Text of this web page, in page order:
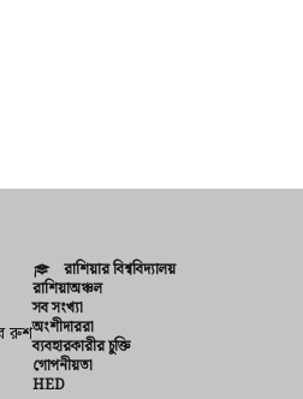
রুশ
রাশিয়ার বিশ্ববিদ্যালয়
রাশিয়াঅঞ্চল
সব সংখ্যা
অংশীদাররা
ব্যবহারকারীর চুক্তি
গোপনীয়তা
HED